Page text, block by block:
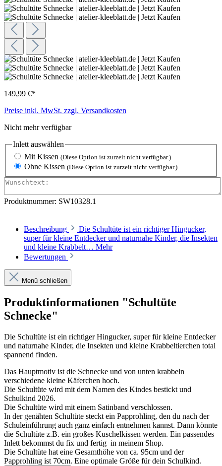
149,99 €*
Preise inkl. MwSt. zzgl. Versandkosten
Nicht mehr verfügbar
Inlett auswählen
Mit Kissen (Diese Option ist zurzeit nicht verfügbar.)
Ohne Kissen (Diese Option ist zurzeit nicht verfügbar.)
Produktnummer: SW10328.1
Beschreibung
Die Schultüte ist ein richtiger Hingucker,
super für kleine Entdecker und naturnahe Kinder, die Insekten
und kleine Krabbelt… Mehr
Bewertungen
Menü schließen
Produktinformationen "Schultüte
Schnecke"
Die Schultüte ist ein richtiger Hingucker, super für kleine Entdecker
und naturnahe Kinder, die Insekten und kleine Krabbeltierchen total
spannend finden.
Das Hauptmotiv ist die Schnecke und von unten krabbeln
verschiedene kleine Käferchen hoch.
Die Schultüte wird mit dem Namen des Kindes bestickt und
Schulkind 2026.
Die Schultüte wird mit einem Satinband verschlossen.
In der genähten Schultüte steckt ein Papprohling, den du nach der
Schuleinführung auch ganz einfach entnehmen kannst. Dann könnte
die Schultüte z.B. ein großes Kuschelkissen werden. Ein passendes
Inlett bekommst du fix und fertig in meinem Shop.
Die Schultüte hat eine Gesamthöhe von ca. 95cm und der
Papprohling ist 70cm. Eine optimale Größe für dein Schulkind.